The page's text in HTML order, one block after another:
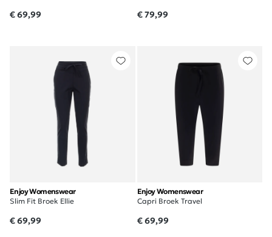
€ 69,99 € 79,99
Enjoy Womenswear
Slim Fit Broek Ellie
€ 69,99
Enjoy Womenswear
Capri Broek Travel
€ 69,99